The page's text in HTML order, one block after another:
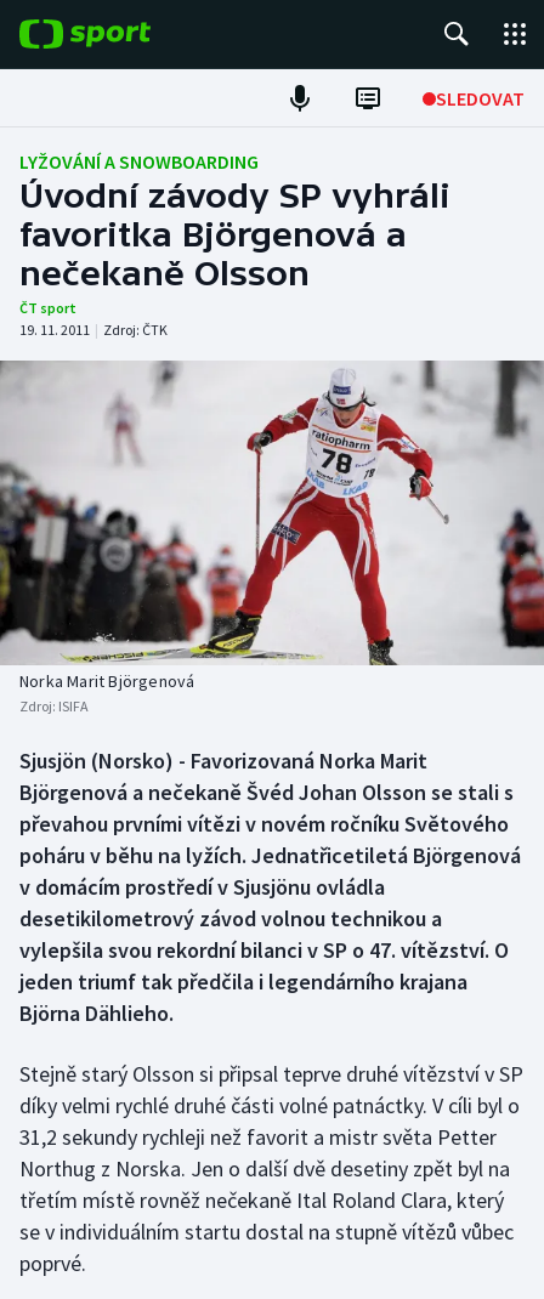
SLEDOVAT
Fotbal
Hokej
Tenis
Atletika
Cyklistika
DALŠÍ SPORTY
Americký fotbal
Baseball a softbal
Basketbal
Biatlon
Box
Curling
Dostihy
Florbal
Futsal
Golf
Gymnastika
Házená
Jezdectví
NEPŘEHLÉDNĚTE
Soutěže
Historické návraty
Aplikace ČT sport
LYŽOVÁNÍ A SNOWBOARDING
Úvodní závody SP vyhráli
favoritka Björgenová a
nečekaně Olsson
ČT sport
19. 11. 2011 | Zdroj: ČTK
Norka Marit Björgenová
Zdroj: ISIFA
Sjusjön (Norsko) - Favorizovaná Norka Marit
Björgenová a nečekaně Švéd Johan Olsson se stali s
převahou prvními vítězi v novém ročníku Světového
poháru v běhu na lyžích. Jednatřicetiletá Björgenová
v domácím prostředí v Sjusjönu ovládla
desetikilometrový závod volnou technikou a
vylepšila svou rekordní bilanci v SP o 47. vítězství. O
jeden triumf tak předčila i legendárního krajana
Björna Dählieho.
Stejně starý Olsson si připsal teprve druhé vítězství v SP
díky velmi rychlé druhé části volné patnáctky. V cíli byl o
31,2 sekundy rychleji než favorit a mistr světa Petter
Northug z Norska. Jen o další dvě desetiny zpět byl na
třetím místě rovněž nečekaně Ital Roland Clara, který
se v individuálním startu dostal na stupně vítězů vůbec
poprvé.